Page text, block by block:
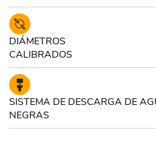
DIÁMETROS
CALIBRADOS
SISTEMA DE DESCARGA DE
NEGRAS